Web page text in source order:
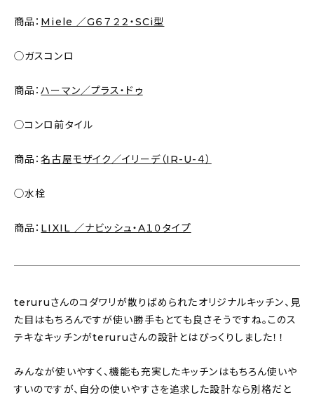
商品： Miele ／G６７２２・SCi型
◯ガスコンロ
商品：ハーマン／プラス・ドゥ
◯コンロ前タイル
商品：名古屋モザイク／イリーデ（IR-U-４）
◯水栓
商品： LIXIL ／ナビッシュ・A１０タイプ
teruruさんのコダワリが散りばめられたオリジナルキッチン、見
た目はもちろんですが使い勝手もとても良さそうですね。このス
テキなキッチンがteruruさんの設計とはびっくりしました！！
みんなが使いやすく、機能も充実したキッチンはもちろん使いや
すいのですが、自分の使いやすさを追求した設計なら別格だと